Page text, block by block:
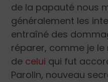
de la papauté nous
généralement les
entraîné des
réparer, comme je
de celui qui fut
Parolin, nouveau